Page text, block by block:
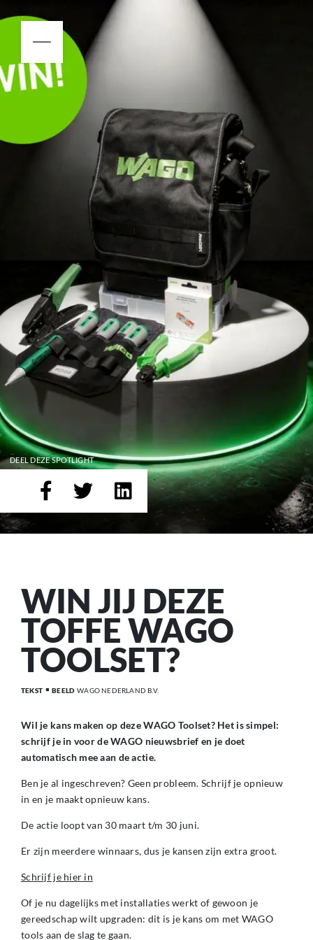
DEEL DEZE SPOTLIGHT
WIN JIJ DEZE
TOFFE WAGO
TOOLSET?
TEKST BEELD WAGO NEDERLAND B.V.
Wil je kans maken op deze WAGO Toolset? Het is simpel:
schrijf je in voor de WAGO nieuwsbrief en je doet
automatisch mee aan de actie.
Ben je al ingeschreven? Geen probleem. Schrijf je opnieuw
in en je maakt opnieuw kans.
De actie loopt van 30 maart t/m 30 juni.
Er zijn meerdere winnaars, dus je kansen zijn extra groot.
Schrijf je hier in
Of je nu dagelijks met installaties werkt of gewoon je
gereedschap wilt upgraden: dit is je kans om met WAGO
tools aan de slag te gaan.